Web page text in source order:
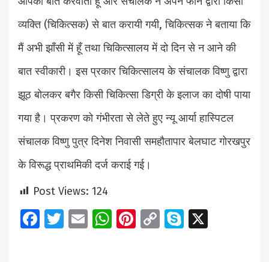
व्यक्ति (चिकित्सक) से बात करायी गयी, चिकित्सक ने बताया कि
मैं अभी झाँसी में हूँ तथा चिकित्सालय में दो दिन से न आने की
बात स्वीकारी। इस प्रकार चिकित्सालय के संचालक विष्णु द्वारा
झूठ बोलकर बगैर किसी चिकित्सा डिग्री के इलाज का दोषी पाया
गया है। प्रकरण को गंभीरता से लेते हुए न्यू आर्या हास्पिटल
संचालक विष्णु पुत्र दिनेश निवासी समहौतापार बेलघाट गोरखपुर
के विरूद्ध प्राथमिकी दर्ज कराई गई।
Post Views: 124
Facebook
Twitter
EmailWhatsApp
Pinterest
CopySkype